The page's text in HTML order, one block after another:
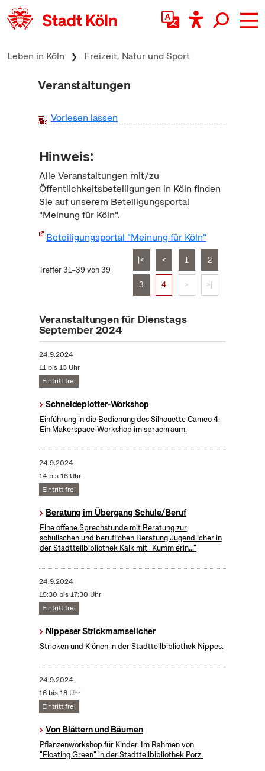
zum Inhalt springen
Leben in Köln Freizeit, Natur und Sport
Veranstaltungen
Vorlesen lassen
Hinweis:
Alle Veranstaltungen mit/zu
Öffentlichkeitsbeteiligungen in Köln finden
Sie auf unserem Beteiligungsportal
"Meinung für Köln".
Beteiligungsportal "Meinung für Köln"
Treffer 31–39 von 39
|< < 1 2
3 4 > >|
Veranstaltungen für Dienstags
September 2024
24.9.2024
11 bis 13 Uhr
Eintritt frei
Schneideplotter-Workshop
​Einführung in die Bedienung des Silhouette Cameo 4.
Ein Makerspace-Workshop im sprachraum.
24.9.2024
14 bis 16 Uhr
Eintritt frei
Beratung im Übergang Schule/Beruf
Eine offene Sprechstunde mit Beratung zur
schulischen und beruflichen Beratung Jugendlicher in
der Stadtteilbibliothek Kalk mit "Kumm erin..."
24.9.2024
15:30 bis 17:30 Uhr
Eintritt frei
Nippeser Strickmamsellcher
Stricken und Klönen in der Stadtteilbibliothek Nippes.
24.9.2024
16 bis 18 Uhr
Eintritt frei
Von Blättern und Bäumen
Pflanzenworkshop für Kinder. Im Rahmen von
"Floating Green" in der Stadtteilbibliothek Porz.